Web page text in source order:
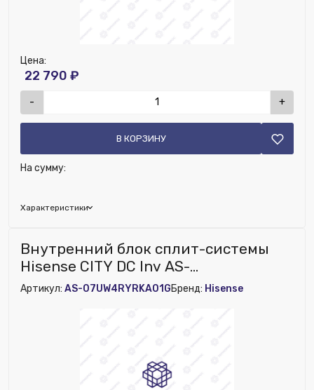
Характеристики
Цена:
22 790 ₽
- +
В КОРЗИНУ
На сумму:
Исключить из публикации на веб-витрине mag1c:
Нет
Внутренний блок сплит-системы
Hisense CITY DC Inv AS-
07UW4RYRKA01G
Артикул: AS-07UW4RYRKA01GБренд: Hisense